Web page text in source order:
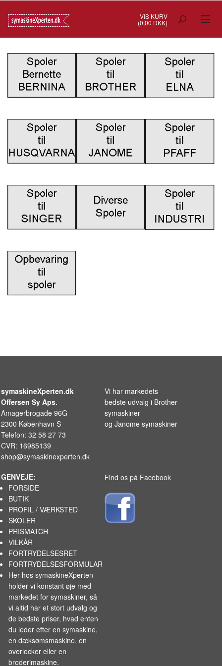
VIS KURV
(0,00 DKK)
SYMASKINER
OVERLOCK
BRODERIMASKINER
INDUSTRI
MASKIN TILBEHØR
SYTILBEHØR
SCANNCUT
symaskineXperten.dk
Offersen Sy Aps.
Amagerbrogade 96G
2300 København S
Telefon: 32 58 27 73
CVR: 16985139
shop@symaskinexperten.dk
Vi har markedets
bedste udvalg i Brother
symaskiner
og Janome symaskiner
GENVEJE:
FORSIDE
BUTIK
PROFIL / VÆRKSTED
SKOLER
PRISMATCH
VILKÅR
FORTRYDELSESRET
FORTRYDELSESFORMULAR
Her hos symaskineXperten
holder vi konstant øje med
markedet forsymaskiner, så
vi altid har et stort udvalg og
de bedste priser, hvad enten
du leder efter en symaskine,
en dæksømsmaskine, en
overlocker eller en
broderimaskine.
Find os på Facebook